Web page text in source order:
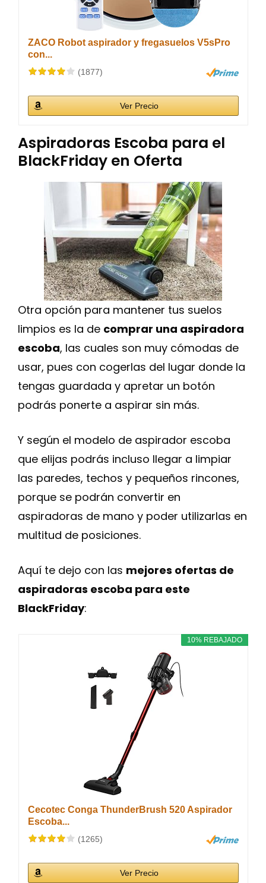
ZACO Robot aspirador y fregasuelos V5sPro
con...
(1877)
Ver Precio
Aspiradoras Escoba para el
BlackFriday en Oferta
Otra opción para mantener tus suelos
limpios es la de comprar una aspiradora
escoba, las cuales son muy cómodas de
usar, pues con cogerlas del lugar donde la
tengas guardada y apretar un botón
podrás ponerte a aspirar sin más.
Y según el modelo de aspirador escoba
que elijas podrás incluso llegar a limpiar
las paredes, techos y pequeños rincones,
porque se podrán convertir en
aspiradoras de mano y poder utilizarlas en
multitud de posiciones.
Aquí te dejo con las mejores ofertas de
aspiradoras escoba para este
BlackFriday:
10% REBAJADO
Cecotec Conga ThunderBrush 520 Aspirador
Escoba...
(1265)
Ver Precio